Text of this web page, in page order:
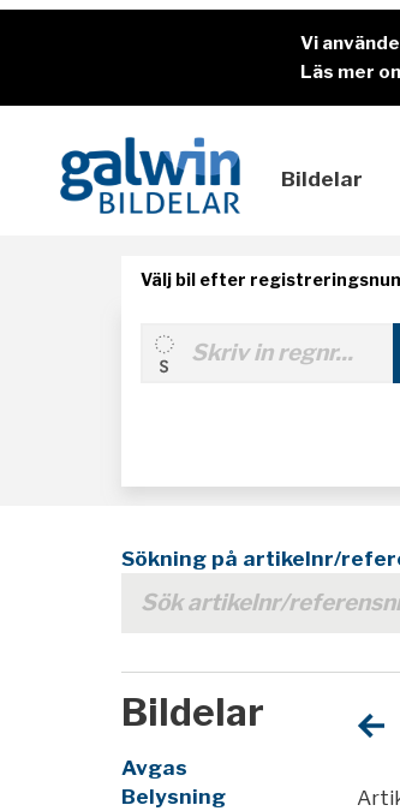
Vi
Läs mer
Bildelar
Välj bil efter
Sökning på artikelnr/
Bildelar
Avgas
Belysning